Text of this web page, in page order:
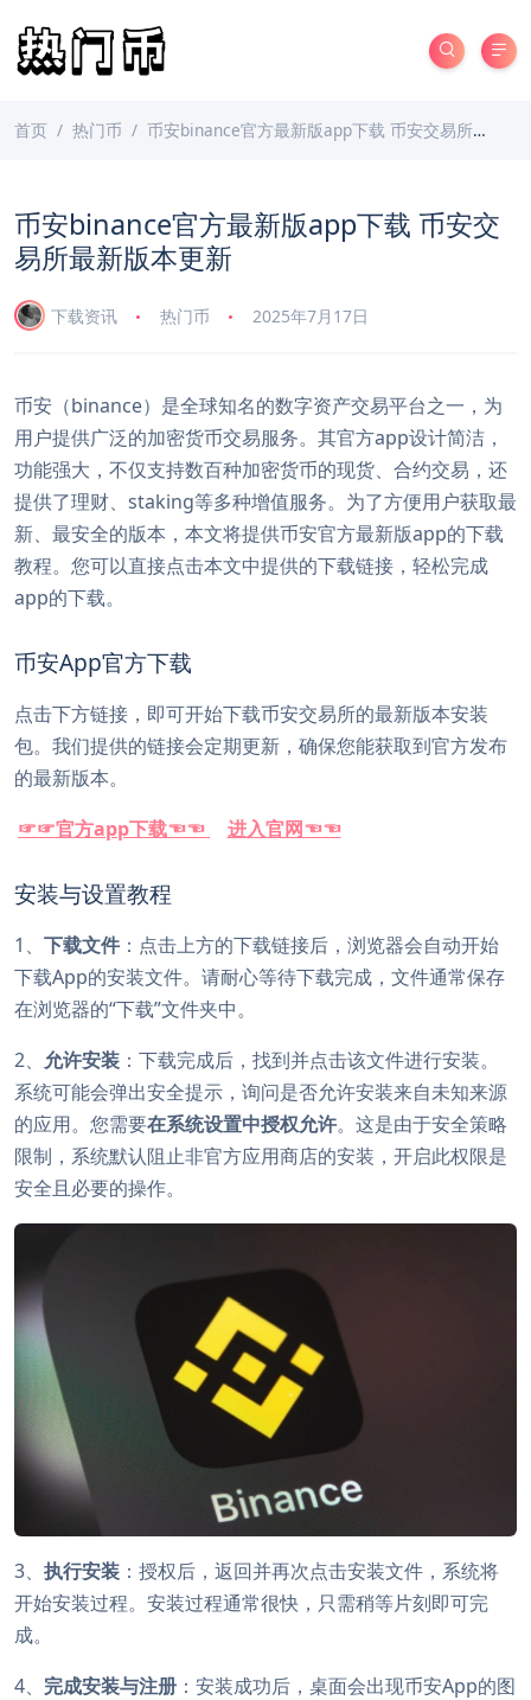
首页 热门币 币安binance官方最新版app下载 币安交易所最新版本更新
币安binance官方最新版app下载 币安交
易所最新版本更新
下载资讯 热门币 2025年7月17日
币安（binance）是全球知名的数字资产交易平台之一，为
用户提供广泛的加密货币交易服务。其官方app设计简洁，
功能强大，不仅支持数百种加密货币的现货、合约交易，还
提供了理财、staking等多种增值服务。为了方便用户获取最
新、最安全的版本，本文将提供币安官方最新版app的下载
教程。您可以直接点击本文中提供的下载链接，轻松完成
app的下载。
币安App官方下载
点击下方链接，即可开始下载币安交易所的最新版本安装
包。我们提供的链接会定期更新，确保您能获取到官方发布
的最新版本。
☞☞官方app下载☜☜
进入官网☜☜
安装与设置教程
1、 下载文件 ：点击上方的下载链接后，浏览器会自动开始
下载App的安装文件。请耐心等待下载完成，文件通常保存
在浏览器的“下载”文件夹中。
2、 允许安装 ：下载完成后，找到并点击该文件进行安装。
系统可能会弹出安全提示，询问是否允许安装来自未知来源
的应用。您需要在系统设置中授权允许。这是由于安全策略
限制，系统默认阻止非官方应用商店的安装，开启此权限是
安全且必要的操作。
3、 执行安装 ：授权后，返回并再次点击安装文件，系统将
开始安装过程。安装过程通常很快，只需稍等片刻即可完
成。
4、 完成安装与注册 ：安装成功后，桌面会出现币安App的图